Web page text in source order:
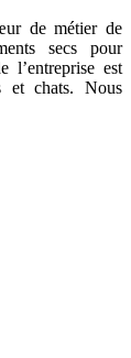
de métier de
secs pour
l’entreprise est
et chats. Nous